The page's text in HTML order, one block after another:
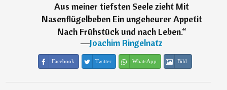
Aus meiner tiefsten Seele zieht Mit
Nasenflügelbeben Ein ungeheurer Appetit
Nach Frühstück und nach Leben.“
―Joachim Ringelnatz
Facebook Twitter WhatsApp Bild